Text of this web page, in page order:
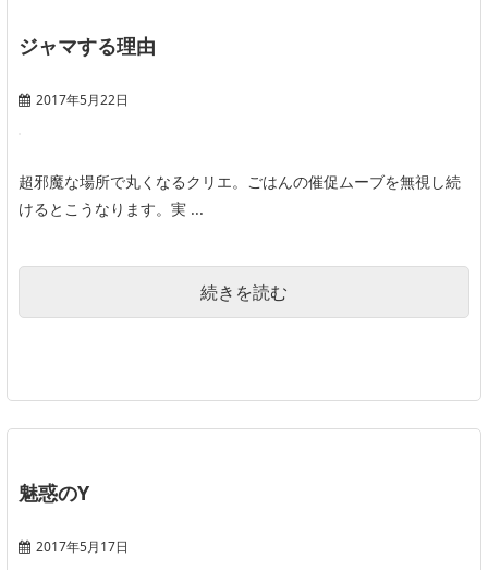
ジャマする理由
2017年5月22日
超邪魔な場所で丸くなるクリエ。ごはんの催促ムーブを無視し続
けるとこうなります。実 ...
続きを読む
魅惑のY
2017年5月17日